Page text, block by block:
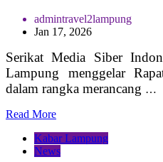
admintravel2lampung
Jan 17, 2026
Serikat Media Siber
Lampung menggelar
dalam rangka merancang …
Read More
Kabar Lampung
News